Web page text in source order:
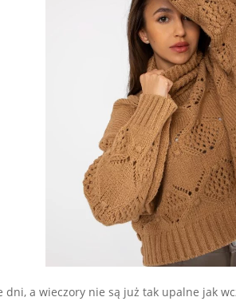
dni, a wieczory nie są już tak upalne jak